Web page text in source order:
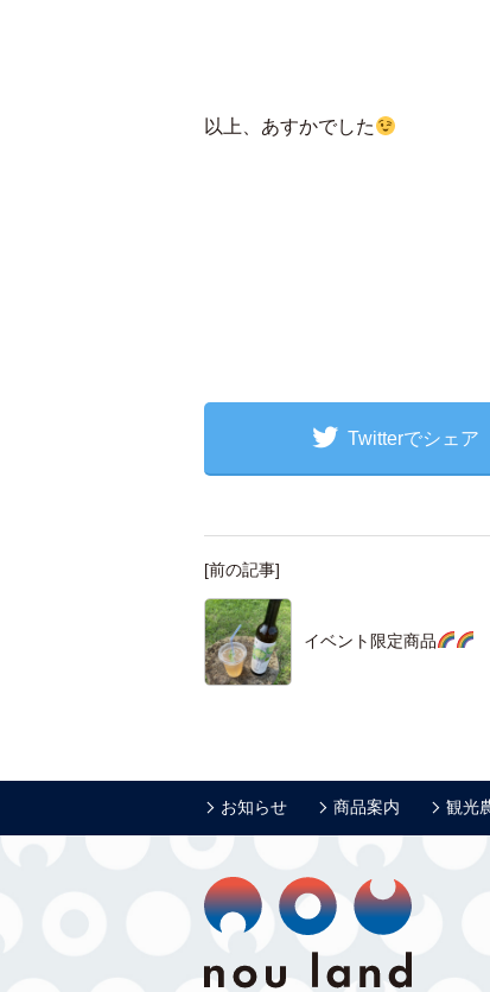
以上、あすかでした
Twitterでシェア
[前の記事]
イベント限定商品
お知らせ 商品案内 観光